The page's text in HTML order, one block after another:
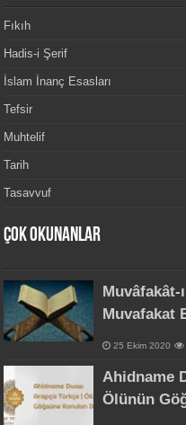
Fıkıh
Hadis-i Şerif
İslam İnanç Esasları
Tefsir
Muhtelif
Tarih
Tasavvuf
Çok Okunanlar
Muvâfakât-
Muvafakat
25 Ekim 2020
Ahidname
Ölünün